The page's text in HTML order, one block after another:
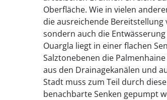
Oberfläche. Wie in vielen
die ausreichende Bereitstellung
sondern auch die
Ouargla liegt in einer flachen
Salztonebenen die
aus den Drainagekanälen und
Stadt muss zum Teil durch
benachbarte Senken gepumpt